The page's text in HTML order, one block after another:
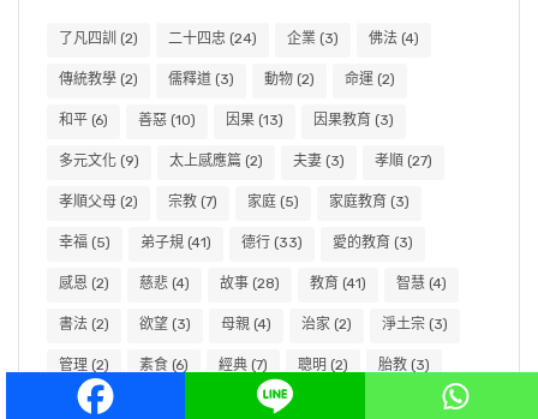
了凡四訓 (2) 二十四忠 (24) 企業 (3) 佛法 (4)
傳統教學 (2) 儒釋道 (3) 動物 (2) 命運 (2)
和平 (6) 善惡 (10) 因果 (13) 因果教育 (3)
多元文化 (9) 太上感應篇 (2) 夫妻 (3) 孝順 (27)
孝順父母 (2) 宗教 (7) 家庭 (5) 家庭教育 (3)
幸福 (5) 弟子規 (41) 德行 (33) 愛的教育 (3)
感恩 (2) 慈悲 (4) 故事 (28) 教育 (41) 智慧 (4)
書法 (2) 欲望 (3) 母親 (4) 治家 (2) 淨土宗 (3)
管理 (2) 素食 (6) 經典 (7) 聰明 (2) 胎教 (3)
親子(5) (2)